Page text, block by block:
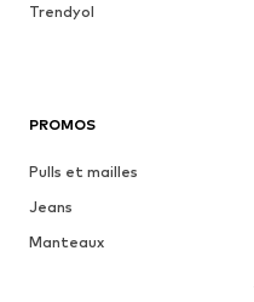
Trendyol
PROMOS
Pulls et mailles
Jeans
Manteaux